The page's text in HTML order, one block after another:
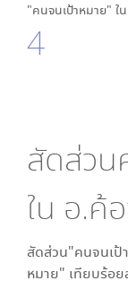
"คนจนเป้าหมาย" ใ
4
สัดส่วน
ใน อ.ค้
สัดส่วน"คนจนเป้
หมาย" เทียบร้อย